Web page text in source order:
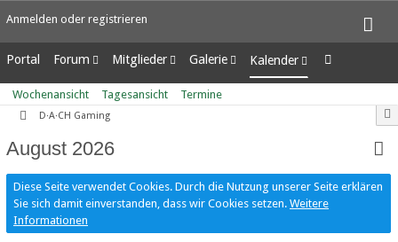
Anmelden oder registrieren
Portal Forum
Unerledigte Themen
Mitglieder
Letzte Aktivitäten
Benutzer online
Galerie
Alben
Bilder
Kalender
Wochenansicht
Tagesansicht
Wochenansicht Tagesansicht Termine
D·A·CH Gaming
August 2026
Diese Seite verwendet Cookies. Durch die Nutzung unserer Seite erklären
Sie sich damit einverstanden, dass wir Cookies setzen. Weitere
Informationen